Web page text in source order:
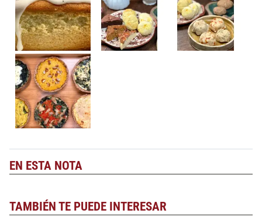
EN ESTA NOTA
TAMBIÉN TE PUEDE INTERESAR